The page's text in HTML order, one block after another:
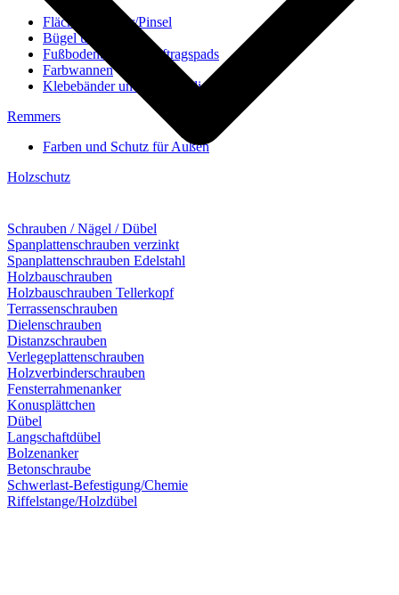
Flächenstreicher/Pinsel
Bügel und Rollen
Fußbodenbürsten/Auftragspads
Farbwannen
Klebebänder und Abdeckvlies
Remmers
Farben und Schutz für Außen
Holzschutz
Schrauben / Nägel / Dübel
Spanplattenschrauben verzinkt
Spanplattenschrauben Edelstahl
Holzbauschrauben
Holzbauschrauben Tellerkopf
Terrassenschrauben
Dielenschrauben
Distanzschrauben
Verlegeplattenschrauben
Holzverbinderschrauben
Fensterrahmenanker
Konusplättchen
Dübel
Langschaftdübel
Bolzenanker
Betonschraube
Schwerlast-Befestigung/Chemie
Riffelstange/Holzdübel